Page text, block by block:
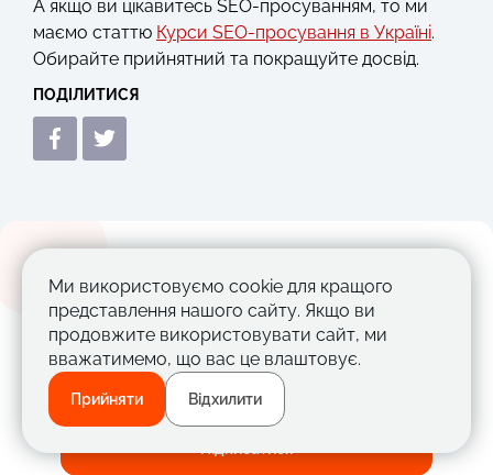
А якщо ви цікавитесь SEO-просуванням, то ми
маємо статтю Курси SEO-просування в Україні.
Обирайте прийнятний та покращуйте досвід.
ПОДІЛИТИСЯ
Підписуйтесь, щоб не пропустити
нові статті!
Ми використовуємо cookie для кращого
представлення нашого сайту. Якщо ви
продовжите використовувати сайт, ми
вважатимемо, що вас це влаштовує.
Прийняти Відхилити